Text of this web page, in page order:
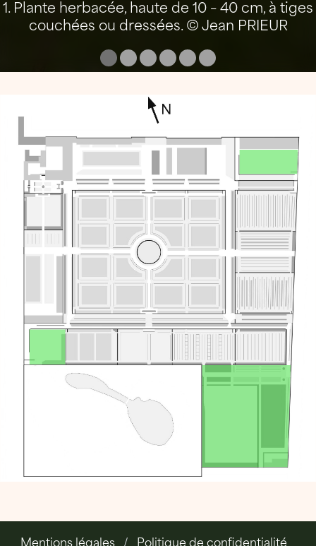
1. Plante herbacée, haute de 10 – 40 cm, à tiges
couchées ou dressées. © Jean PRIEUR